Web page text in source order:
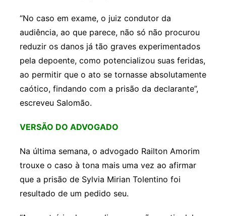
“No caso em exame, o juiz condutor da
audiência, ao que parece, não só não procurou
reduzir os danos já tão graves experimentados
pela depoente, como potencializou suas feridas,
ao permitir que o ato se tornasse absolutamente
caótico, findando com a prisão da declarante”,
escreveu Salomão.
VERSÃO DO ADVOGADO
Na última semana, o advogado Railton Amorim
trouxe o caso à tona mais uma vez ao afirmar
que a prisão de Sylvia Mirian Tolentino foi
resultado de um pedido seu.